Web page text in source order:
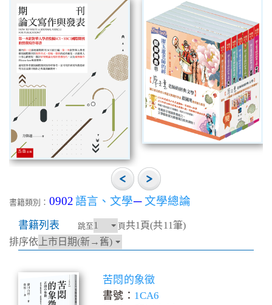
書籍類別： 0902語言、文學─ 文學總論
書籍列表 跳至 頁共1頁(共11筆)
排序依
苦悶的象徵
書號： 1CA6